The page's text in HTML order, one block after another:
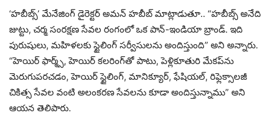
‘హబీబ్స్’ మేనేజింగ్ డైరెక్టర్ అమన్ హబీబ్ మాట్లాడుతూ.. “హబీబ్స్ అనేది
జుట్టు, చర్మ సంరక్షణ సేవల రంగంలో ఒక పాన్-ఇండియా బ్రాండ్. ఇది
పురుషులు, మహిళల‌కు స్టైలింగ్ స‌ర్వీసుల‌ను అందిస్తుంది” అని అన్నారు.
“హెయిర్ ఫార్మ్స్, హెయిర్ కలరింగ్‌తో పాటు, పెళ్లికూతురి మేకప్‌ను
మెరుగుపరచడం, హెయిర్ స్టైలింగ్, మానిక్యూర్, ఫేషియల్, రిఫ్లెక్సాలజీ
చికిత్స సేవల వంటి అలంకరణ సేవలను కూడా అందిస్తున్నాము” అని
ఆయన తెలిపారు.